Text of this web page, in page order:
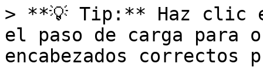
> **💡 Tip:** Haz clic
el paso de carga para
encabezados correctos